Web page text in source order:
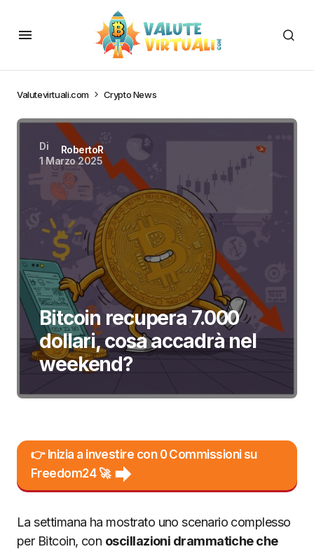
Valutevirtuali.com Crypto News
Di
RobertoR
1 Marzo 2025
Bitcoin recupera 7.000
dollari, cosa accadrà nel
weekend?
👉 Inizia a investire con 0 Commissioni su
Freedom24 🚀
La settimana ha mostrato uno scenario complesso
per Bitcoin, con oscillazioni drammatiche che